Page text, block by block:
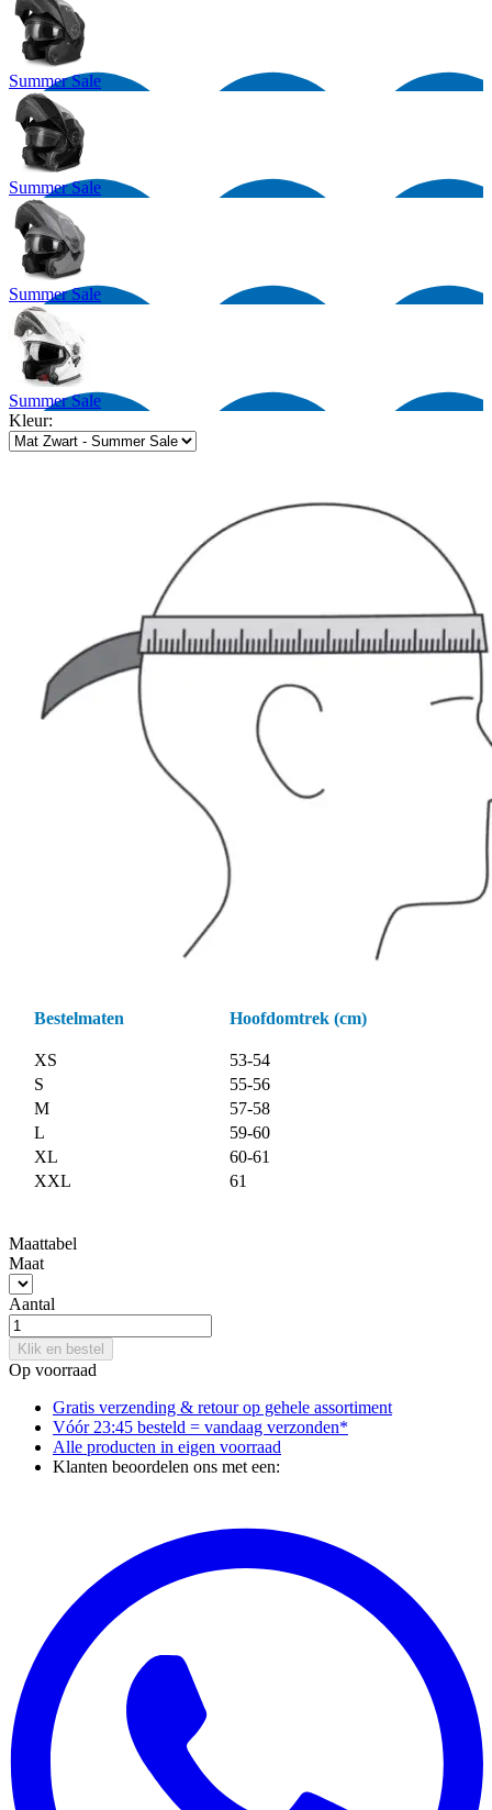
Summer Sale
Summer Sale
Summer Sale
Summer Sale
Kleur:
Bestelmaten Hoofdomtrek (cm)
XS
53-54
S
55-56
M
57-58
L
59-60
XL
60-61
XXL
61
Maattabel
Maat
Aantal
Klik en bestel
Op voorraad
Gratis verzending & retourop gehele assortiment
Vóór 23:45 besteld = vandaag verzonden*
Alle producten in eigen voorraad
Klanten beoordelen ons met een: